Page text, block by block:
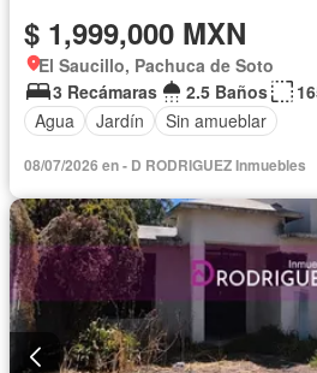
$ 1,999,000 MXN
El Saucillo, Pachuca de Soto
3 Recámaras
2.5 Baños
Agua
Jardín Sin amueblar
08/07/2026 en - D RODRIGUEZ Inmuebles